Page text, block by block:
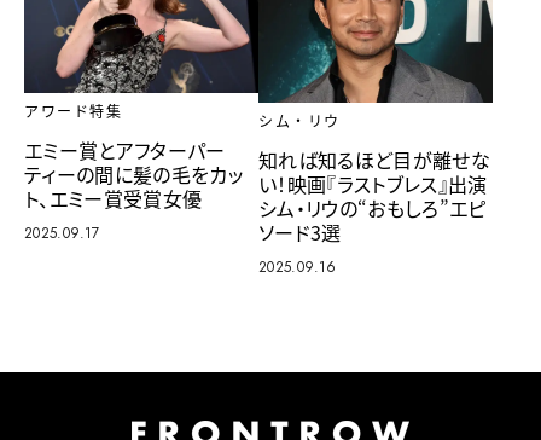
アワード特集
エミー賞とアフターパー
ティーの間に髪の毛をカッ
ト、エミー賞受賞女優
2025.09.17
シム・リウ
知れば知るほど目が離せな
い！映画『ラストブレス』出演
シム・リウの“おもしろ”エピ
ソード3選
2025.09.16